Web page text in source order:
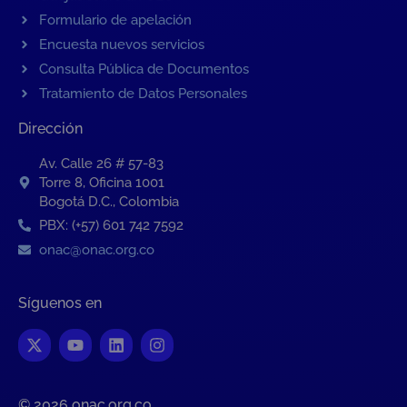
Formulario de apelación
Encuesta nuevos servicios
Consulta Pública de Documentos
Tratamiento de Datos Personales
Dirección
Av. Calle 26 # 57-83
Torre 8, Oficina 1001
Bogotá D.C., Colombia
PBX: (+57) 601 742 7592
onac@onac.org.co
Síguenos en